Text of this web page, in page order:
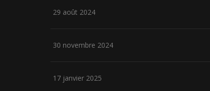
29 août 2024
30 novembre 2024
17 janvier 2025